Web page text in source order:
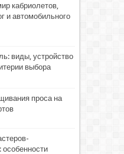
кабриолетов,
и автомобильного
виды, устройство
выбора
проса на
особенности